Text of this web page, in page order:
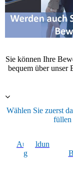
Sie können Ihre
bequem über unser
Wählen Sie zuerst
füllen
Ausbildun
g